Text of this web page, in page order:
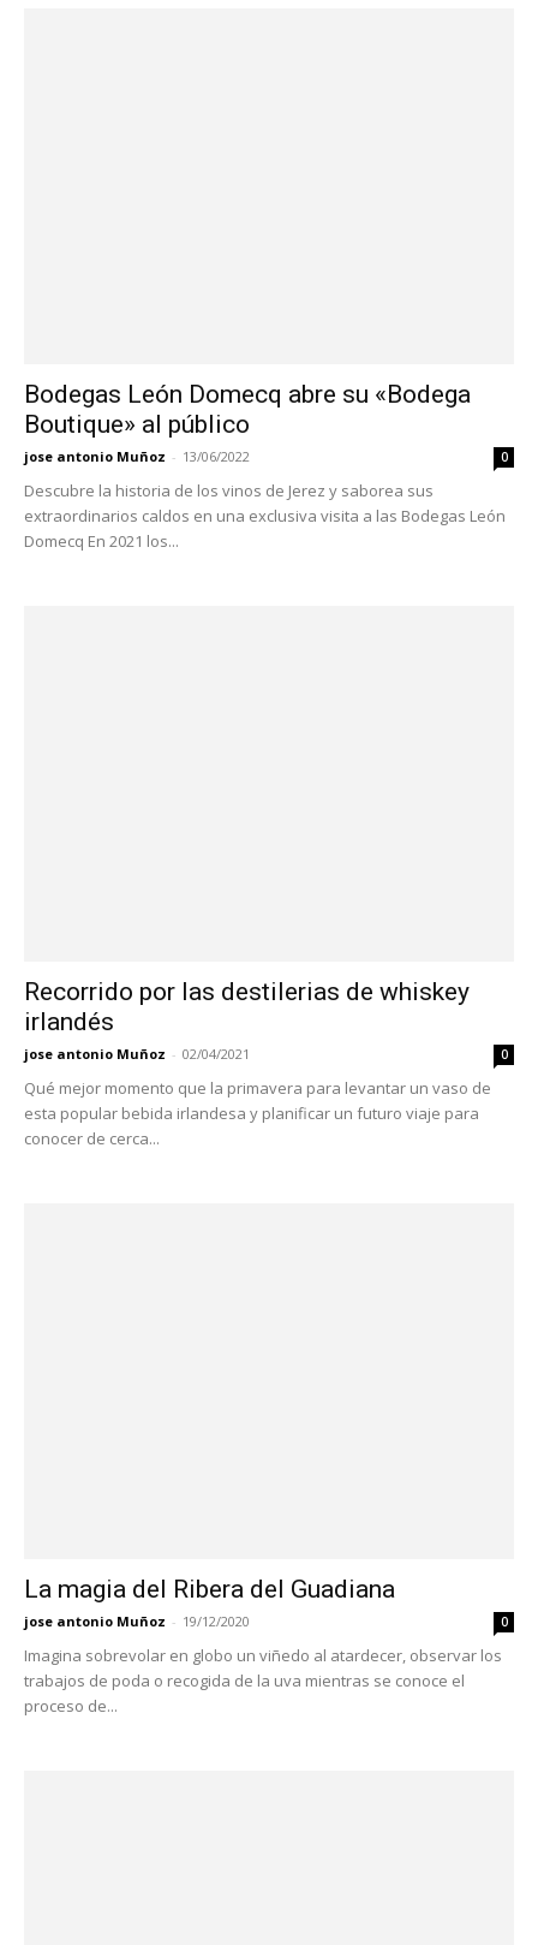
Bodegas León Domecq abre su «Bodega
Boutique» al público
jose antonio Muñoz - 13/06/2022 0
Descubre la historia de los vinos de Jerez y saborea sus
extraordinarios caldos en una exclusiva visita a las Bodegas León
Domecq En 2021 los...
Recorrido por las destilerias de whiskey
irlandés
jose antonio Muñoz - 02/04/2021 0
Qué mejor momento que la primavera para levantar un vaso de
esta popular bebida irlandesa y planificar un futuro viaje para
conocer de cerca...
La magia del Ribera del Guadiana
jose antonio Muñoz - 19/12/2020 0
Imagina sobrevolar en globo un viñedo al atardecer, observar los
trabajos de poda o recogida de la uva mientras se conoce el
proceso de...